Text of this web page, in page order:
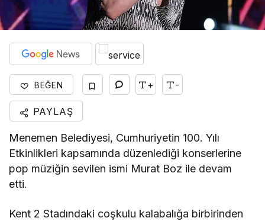
BEĞEN + -
PAYLAŞ
Menemen Belediyesi, Cumhuriyetin 100. Yılı
Etkinlikleri kapsamında düzenlediği konserlerine
pop müziğin sevilen ismi Murat Boz ile devam
etti.
Kent 2 Stadındaki coşkulu kalabalığa birbirinden